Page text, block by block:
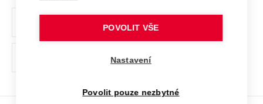
Ochrana osobních údajů
odkaz)
POVOLIT VŠE
Nastavení
Povolit pouze nezbytné